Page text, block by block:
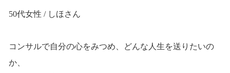
50代女性 / しほさん
コンサルで自分の心をみつめ、どんな人生を送りたいの
か、